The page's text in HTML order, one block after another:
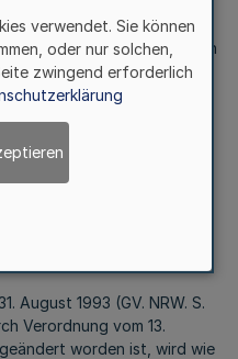
der auf ihren
Stimmenzahl zur bereinigten
2 zustehen. Für die
des § 33 Absatz 2 Satz 3
2
August 1993 (GV. NRW. S.
Verordnung vom 13.
worden ist, wird wie
verwendet. Sie können
oder nur solchen,
zwingend erforderlich